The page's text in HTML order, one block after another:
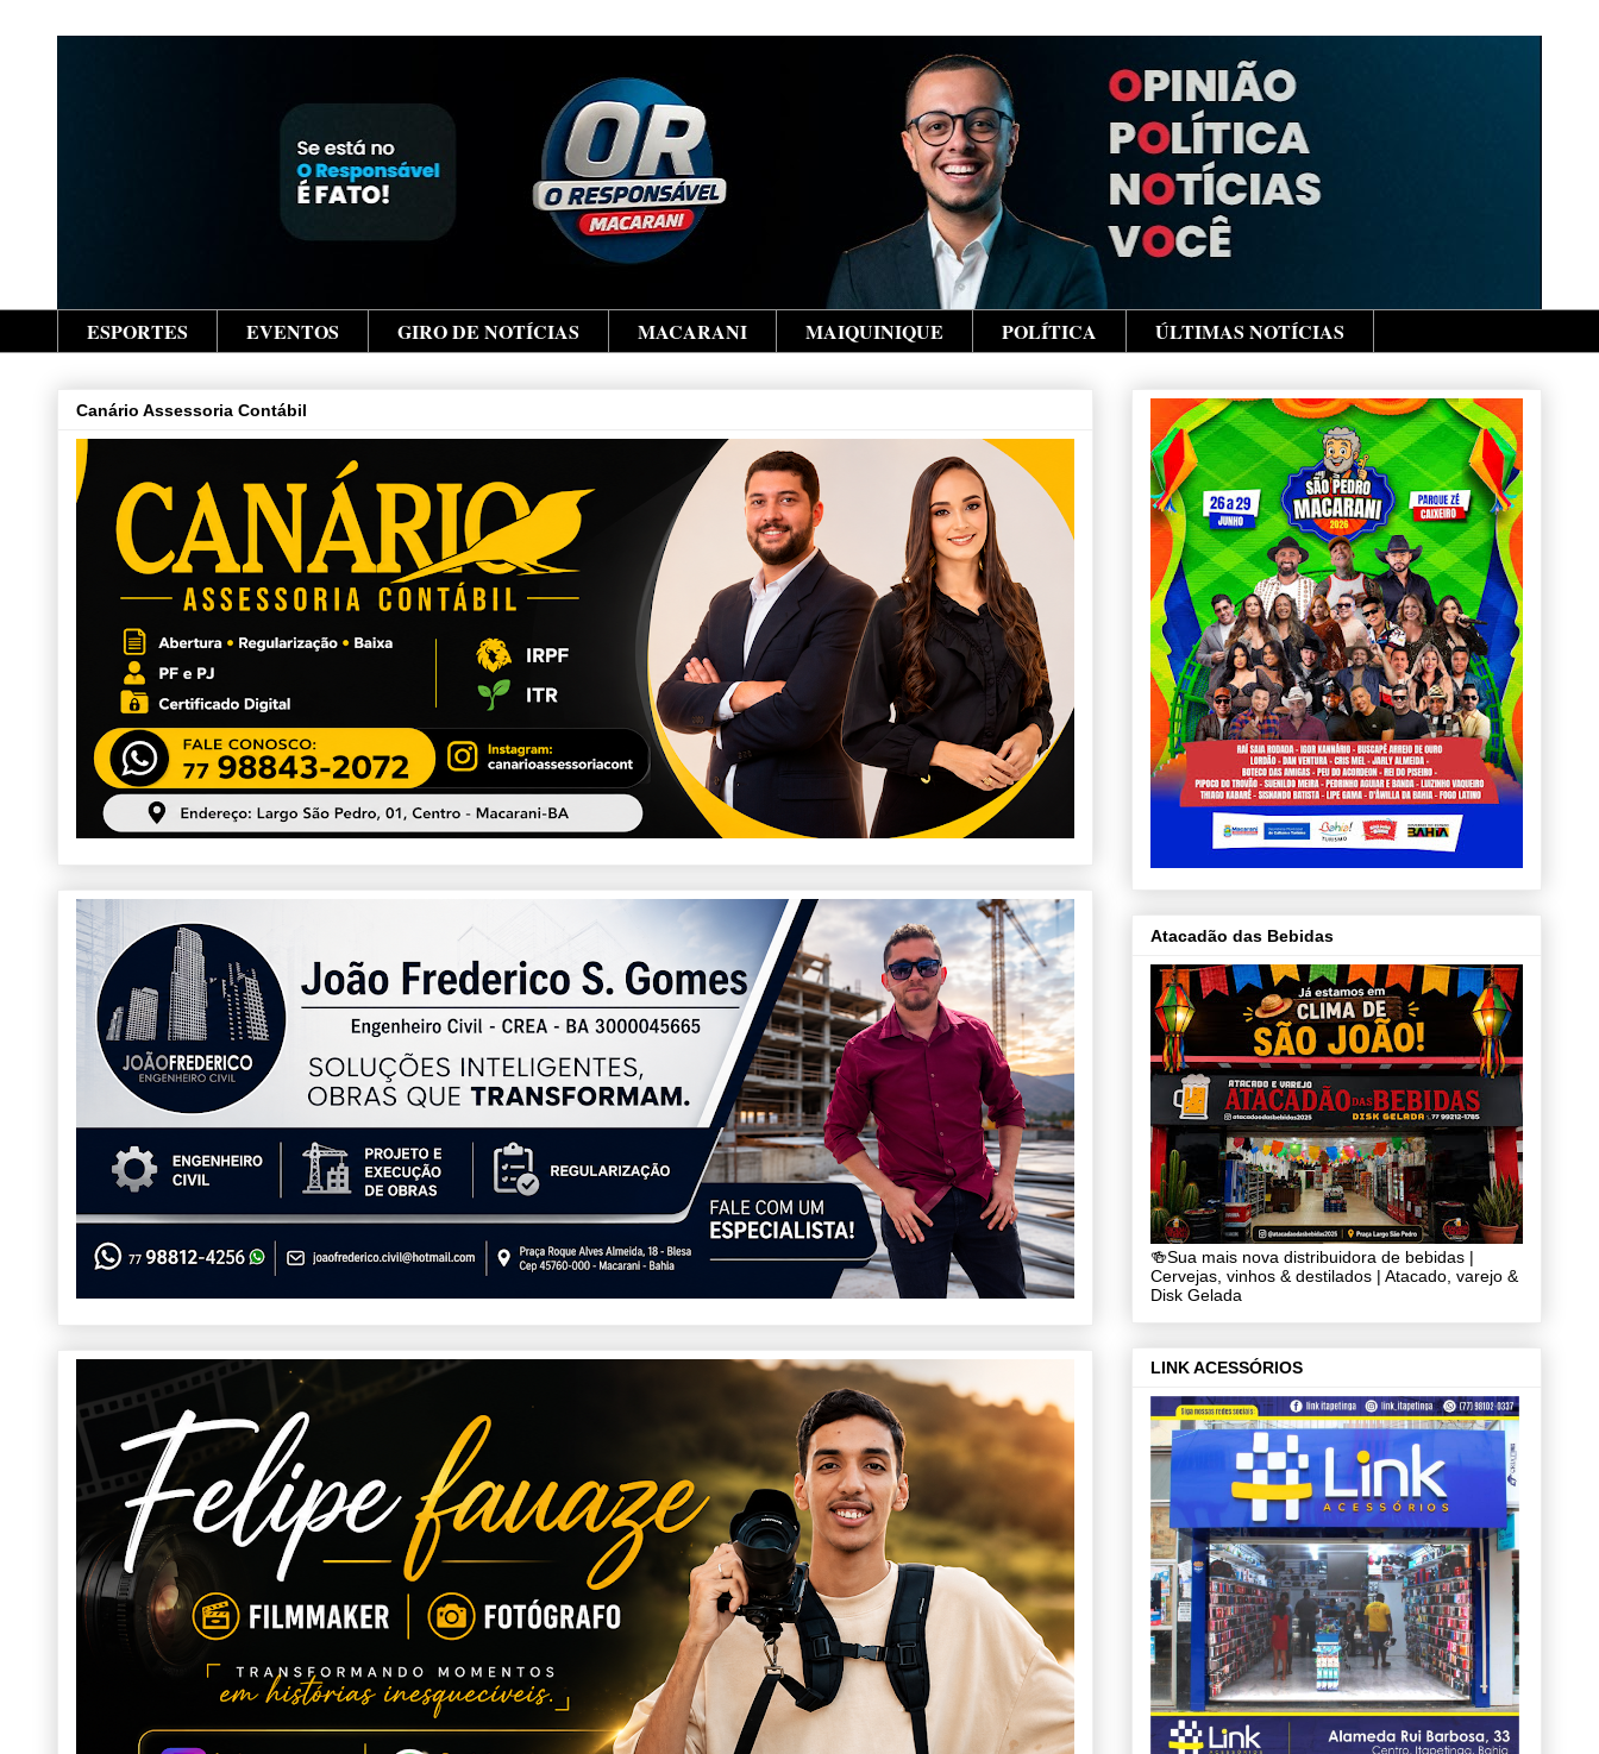
ESPORTES EVENTOS GIRO DE NOTÍCIAS MACARANI MAIQUINIQUE POLÍTICA ÚLTIMAS NOTÍCIAS
Canário Assessoria Contábil
Atacadão das Bebidas
🍻Sua mais nova distribuidora de bebidas |
Cervejas, vinhos & destilados | Atacado, varejo &
Disk Gelada
LINK ACESSÓRIOS